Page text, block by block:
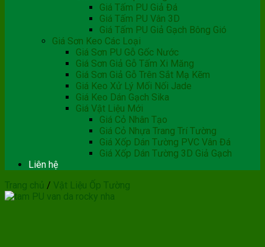
Giá Tấm PU Giả Đá
Giá Tấm PU Vân 3D
Giá Tấm PU Giả Gạch Bông Gió
Giá Sơn Keo Các Loại
Giá Sơn PU Gỗ Gốc Nước
Giá Sơn Giả Gỗ Tấm Xi Măng
Giá Sơn Giả Gỗ Trên Sắt Mạ Kẽm
Giá Keo Xử Lý Mối Nối Jade
Giá Keo Dán Gạch Sika
Giá Vật Liệu Mới
Giá Cỏ Nhân Tạo
Giá Cỏ Nhựa Trang Trí Tường
Giá Xốp Dán Tường PVC Vân Đá
Giá Xốp Dán Tường 3D Giả Gạch
Liên hệ
Trang chủ / Vật Liệu Ốp Tường